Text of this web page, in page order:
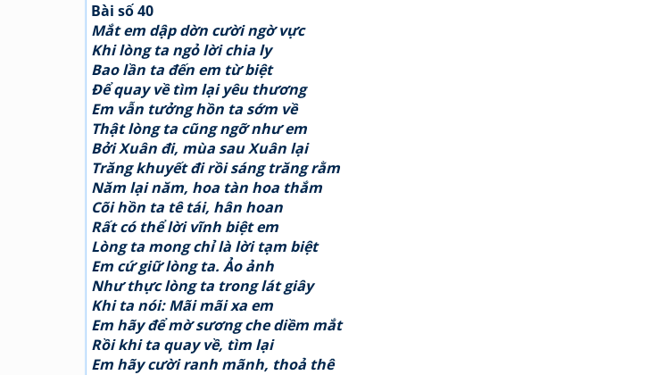
Bài số 40
Mắt em dập dờn cười ngờ vực
Khi lòng ta ngỏ lời chia ly
Bao lần ta đến em từ biệt
Để quay về tìm lại yêu thương
Em vẫn tưởng hồn ta sớm về
Thật lòng ta cũng ngỡ như em
Bởi Xuân đi, mùa sau Xuân lại
Trăng khuyết đi rồi sáng trăng rằm
Năm lại năm, hoa tàn hoa thắm
Cõi hồn ta tê tái, hân hoan
Rất có thể lời vĩnh biệt em
Lòng ta mong chỉ là lời tạm biệt
Em cứ giữ lòng ta. Ảo ảnh
Như thực lòng ta trong lát giây
Khi ta nói: Mãi mãi xa em
Em hãy để mờ sương che diềm mắt
Rồi khi ta quay về, tìm lại
Em hãy cười ranh mãnh, thoả thê